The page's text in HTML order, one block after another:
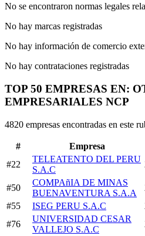
No se encontraron normas legales
No hay marcas registradas
No hay información de comercio
No hay contrataciones registradas
TOP 50 EMPRESAS EN:
EMPRESARIALES NCP
4820 empresas encontradas en este
# Empresa
#22
TELEATENTO DEL PERU
S.A.C
#50
COMPAñIA DE MINAS
BUENAVENTURA S.A.A
#55
ISEG PERU S.A.C
#76
UNIVERSIDAD CESAR
VALLEJO S.A.C